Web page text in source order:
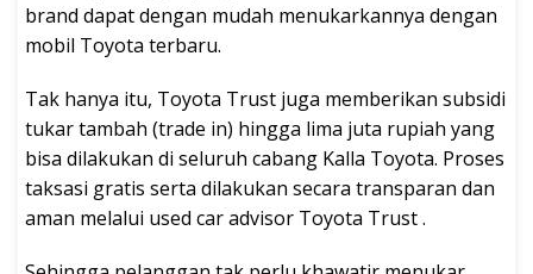
brand dapat dengan mudah menukarkannya dengan
mobil Toyota terbaru.
Tak hanya itu, Toyota Trust juga memberikan subsidi
tukar tambah (trade in) hingga lima juta rupiah yang
bisa dilakukan di seluruh cabang Kalla Toyota. Proses
taksasi gratis serta dilakukan secara transparan dan
aman melalui used car advisor Toyota Trust .